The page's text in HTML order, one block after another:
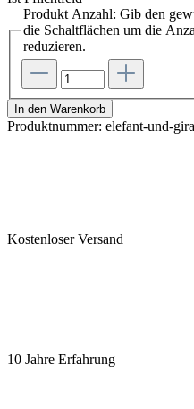
Produkt Anzahl: Gib den
die Schaltflächen um die
reduzieren.
In den Warenkorb
Produktnummer: elefant-und-
Kostenloser Versand
10 Jahre Erfahrung